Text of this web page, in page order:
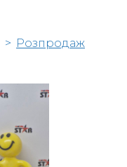
Розпродаж